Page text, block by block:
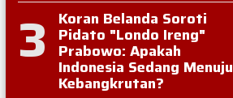
3 Koran Belanda Soroti
Pidato "Londo Ireng"
Prabowo: Apakah
Indonesia Sedang Menuju
Kebangkrutan?